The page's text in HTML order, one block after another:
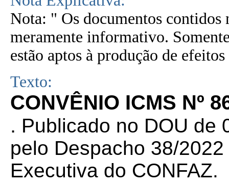
Nota: " Os documentos contidos
meramente informativo.
estão aptos à produção de
Texto:
CONVÊNIO ICMS Nº
. Publicado no DOU de
pelo Despacho 38/
Executiva do CONFAZ.